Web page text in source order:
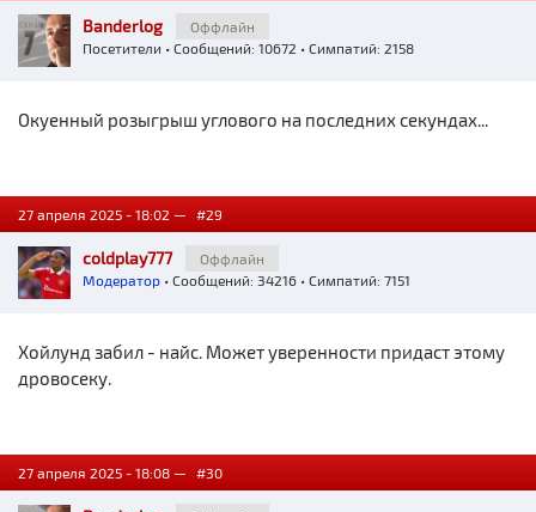
Banderlog
Оффлайн
Посетители • Сообщений: 10672 • Симпатий: 2158
Окуенный розыгрыш углового на последних секундах...
27 апреля 2025 - 18:02 — #29
coldplay777
Оффлайн
Модератор • Сообщений: 34216 • Симпатий: 7151
Хойлунд забил - найс. Может уверенности придаст этому
дровосеку.
27 апреля 2025 - 18:08 — #30